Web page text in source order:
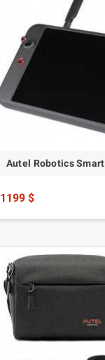
Autel Robotics
1199 $